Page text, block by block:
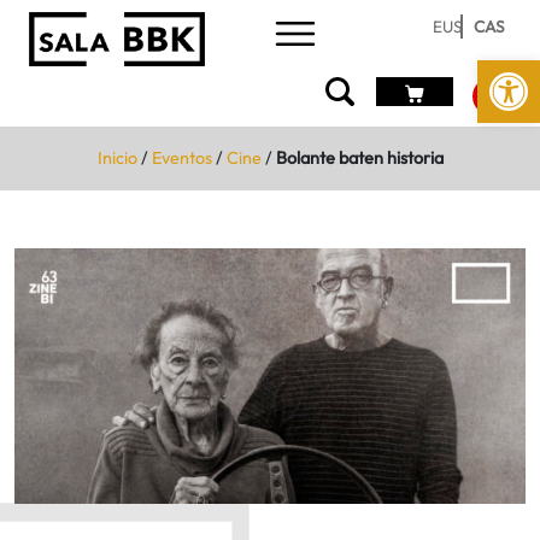
Abrir
EUS CAS
Inicio/ Eventos/Cine/ Bolante baten historia